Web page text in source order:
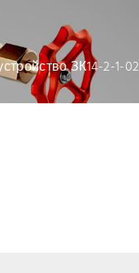
ЗК14-2-1-02